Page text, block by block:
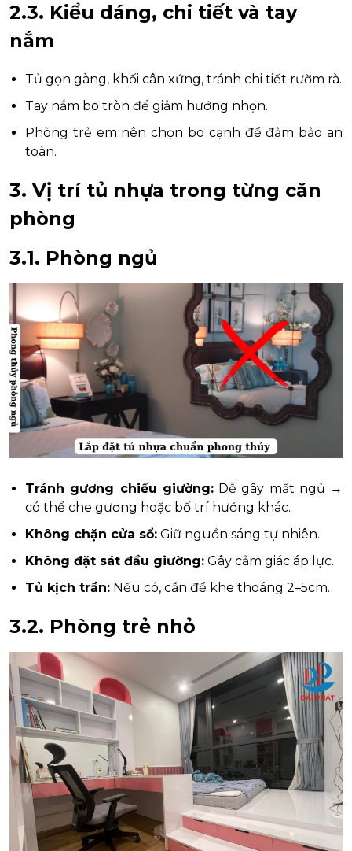
2.3. Kiểu dáng, chi tiết và tay
nắm
Tủ gọn gàng, khối cân xứng, tránh chi tiết rườm rà.
Tay nắm bo tròn để giảm hướng nhọn.
Phòng trẻ em nên chọn bo cạnh để đảm bảo an
toàn.
3. Vị trí tủ nhựa trong từng căn
phòng
3.1. Phòng ngủ
Tránh gương chiếu giường:Dễ gây mất ngủ →
có thể che gương hoặc bố trí hướng khác.
Không chặn cửa sổ: Giữ nguồn sáng tự nhiên.
Không đặt sát đầu giường: Gây cảm giác áp lực.
Tủ kịch trần: Nếu có, cần để khe thoáng 2–5cm.
3.2. Phòng trẻ nhỏ